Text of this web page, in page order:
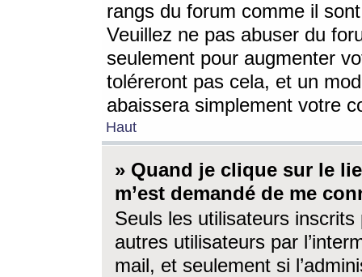
rangs du forum comme il
Veuillez ne pas abuser du
seulement pour augmenter
toléreront pas cela, et un
abaissera simplement votre
Haut
» Quand je clique sur le
m’est demandé de me
Seuls les utilisateurs
autres utilisateurs par
mail, et seulement si